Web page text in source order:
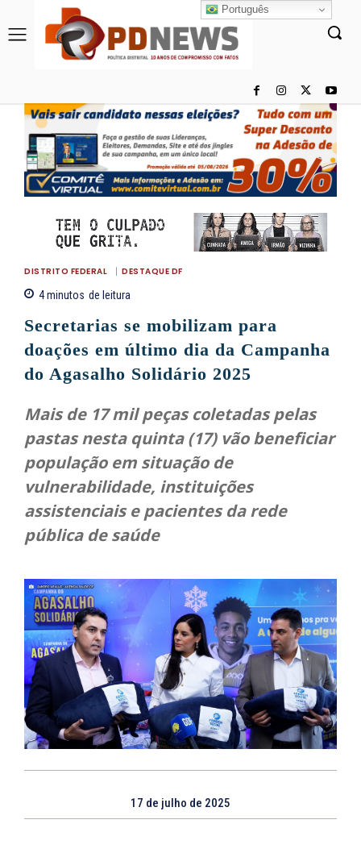
DISTRITO FEDERAL DESTAQUE DF
4minutos de leitura
Secretarias se mobilizam para
doações em último dia da Campanha
do Agasalho Solidário 2025
Mais de 17 mil peças coletadas pelas
pastas nesta quinta (17) vão beneficiar
população em situação de
vulnerabilidade, instituições
assistenciais e pacientes da rede
pública de saúde
17 de julho de 2025
Português